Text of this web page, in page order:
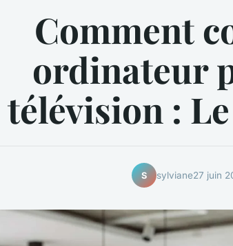
Comment
ordinateur
télévision :
S sylviane27 juin